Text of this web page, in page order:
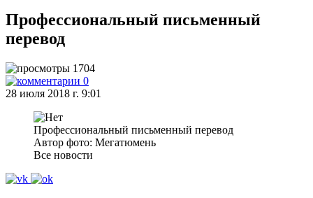
Профессиональный письменный
перевод
1704
0
28 июля 2018 г. 9:01
Профессиональный письменный перевод
Автор фото: Мегатюмень
Все новости